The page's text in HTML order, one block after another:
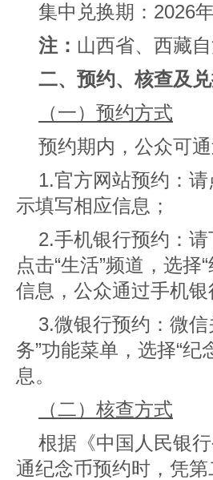
集中兑换期：2026
注： 山西省、西藏
二、预约、核查及
（一）预约方式
预约期内，公众可
1.官方网站预约： 请
示填写相应信息；
2.手机银行预约： 请
点击“生活”频道，选
信息，公众通过手机
3.微银行预约：微信
务”功能菜单，选择“
息。
（二）核查方式
根据《中国人民银
通纪念币预约时，凭